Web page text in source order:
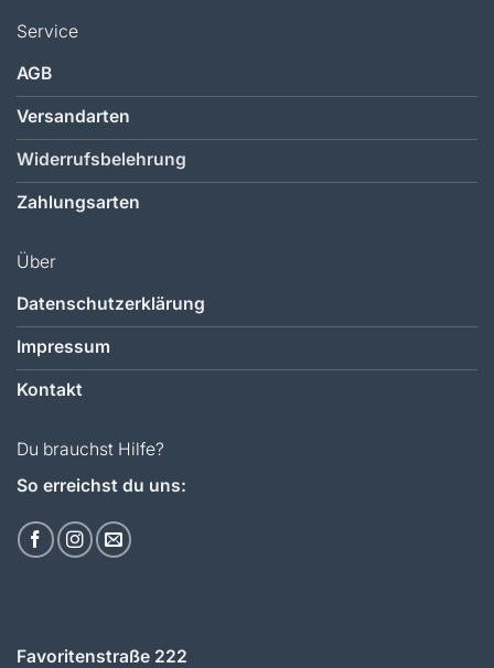
Service
AGB
Versandarten
Widerrufsbelehrung
Zahlungsarten
Über
Datenschutzerklärung
Impressum
Kontakt
Du brauchst Hilfe?
So erreichst du uns:
Favoritenstraße 222